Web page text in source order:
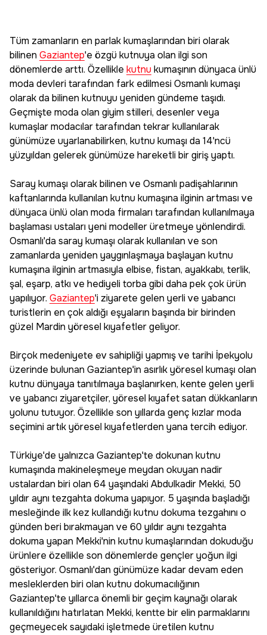
Tüm zamanların en parlak kumaşlarından biri olarak
bilinen Gaziantep'e özgü kutnuya olan ilgi son
dönemlerde arttı. Özellikle kutnu kumaşının dünyaca ünlü
moda devleri tarafından fark edilmesi Osmanlı kumaşı
olarak da bilinen kutnuyu yeniden gündeme taşıdı.
Geçmişte moda olan giyim stilleri, desenler veya
kumaşlar modacılar tarafından tekrar kullanılarak
günümüze uyarlanabilirken, kutnu kumaşı da 14'ncü
yüzyıldan gelerek günümüze hareketli bir giriş yaptı.
Saray kumaşı olarak bilinen ve Osmanlı padişahlarının
kaftanlarında kullanılan kutnu kumaşına ilginin artması ve
dünyaca ünlü olan moda firmaları tarafından kullanılmaya
başlaması ustaları yeni modeller üretmeye yönlendirdi.
Osmanlı'da saray kumaşı olarak kullanılan ve son
zamanlarda yeniden yaygınlaşmaya başlayan kutnu
kumaşına ilginin artmasıyla elbise, fistan, ayakkabı, terlik,
şal, eşarp, atkı ve hediyeli torba gibi daha pek çok ürün
yapılıyor. Gaziantep'i ziyarete gelen yerli ve yabancı
turistlerin en çok aldığı eşyaların başında bir birinden
güzel Mardin yöresel kıyafetler geliyor.
Birçok medeniyete ev sahipliği yapmış ve tarihi İpekyolu
üzerinde bulunan Gaziantep'in asırlık yöresel kumaşı olan
kutnu dünyaya tanıtılmaya başlanırken, kente gelen yerli
ve yabancı ziyaretçiler, yöresel kıyafet satan dükkanların
yolunu tutuyor. Özellikle son yıllarda genç kızlar moda
seçimini artık yöresel kıyafetlerden yana tercih ediyor.
Türkiye'de yalnızca Gaziantep'te dokunan kutnu
kumaşında makineleşmeye meydan okuyan nadir
ustalardan biri olan 64 yaşındaki Abdulkadir Mekki, 50
yıldır aynı tezgahta dokuma yapıyor. 5 yaşında başladığı
mesleğinde ilk kez kullandığı kutnu dokuma tezgahını o
günden beri bırakmayan ve 60 yıldır aynı tezgahta
dokuma yapan Mekki'nin kutnu kumaşlarından dokuduğu
ürünlere özellikle son dönemlerde gençler yoğun ilgi
gösteriyor. Osmanlı'dan günümüze kadar devam eden
mesleklerden biri olan kutnu dokumacılığının
Gaziantep'te yıllarca önemli bir geçim kaynağı olarak
kullanıldığını hatırlatan Mekki, kentte bir elin parmaklarını
geçmeyecek sayıdaki işletmede üretilen kutnu